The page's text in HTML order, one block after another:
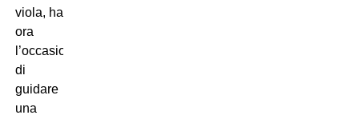
viola, ha
ora
l’occasione
di
guidare
una